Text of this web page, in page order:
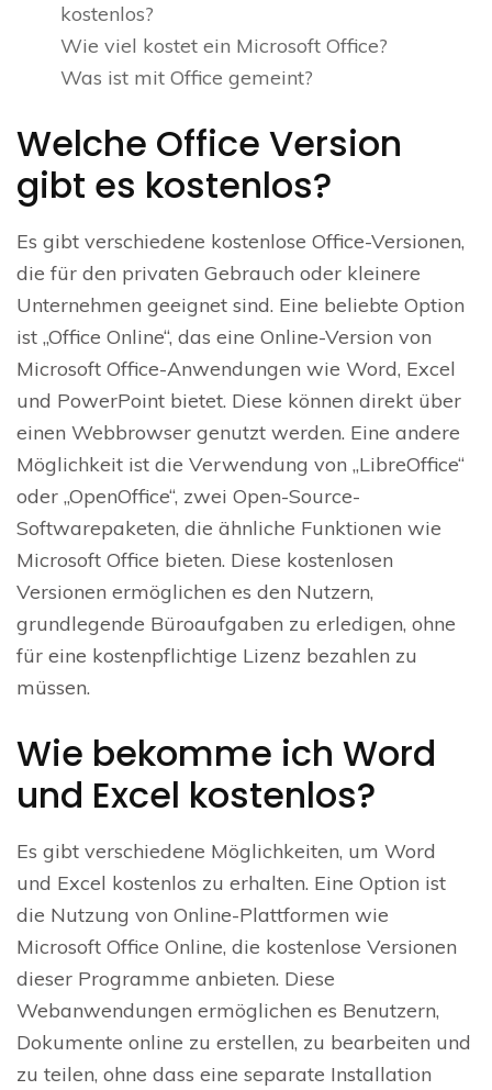
kostenlos?
Wie viel kostet ein Microsoft Office?
Was ist mit Office gemeint?
Welche Office Version
gibt es kostenlos?
Es gibt verschiedene kostenlose Office-Versionen,
die für den privaten Gebrauch oder kleinere
Unternehmen geeignet sind. Eine beliebte Option
ist „Office Online“, das eine Online-Version von
Microsoft Office-Anwendungen wie Word, Excel
und PowerPoint bietet. Diese können direkt über
einen Webbrowser genutzt werden. Eine andere
Möglichkeit ist die Verwendung von „LibreOffice“
oder „OpenOffice“, zwei Open-Source-
Softwarepaketen, die ähnliche Funktionen wie
Microsoft Office bieten. Diese kostenlosen
Versionen ermöglichen es den Nutzern,
grundlegende Büroaufgaben zu erledigen, ohne
für eine kostenpflichtige Lizenz bezahlen zu
müssen.
Wie bekomme ich Word
und Excel kostenlos?
Es gibt verschiedene Möglichkeiten, um Word
und Excel kostenlos zu erhalten. Eine Option ist
die Nutzung von Online-Plattformen wie
Microsoft Office Online, die kostenlose Versionen
dieser Programme anbieten. Diese
Webanwendungen ermöglichen es Benutzern,
Dokumente online zu erstellen, zu bearbeiten und
zu teilen, ohne dass eine separate Installation